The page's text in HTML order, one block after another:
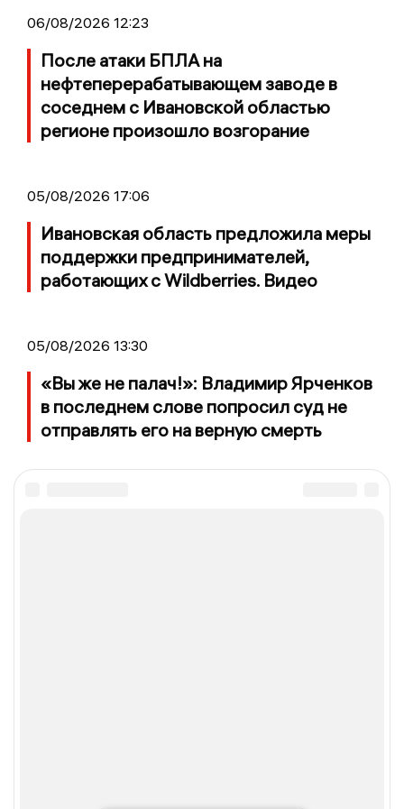
06/08/2026 12:23
После атаки БПЛА на
нефтеперерабатывающем заводе в
соседнем с Ивановской областью
регионе произошло возгорание
05/08/2026 17:06
Ивановская область предложила меры
поддержки предпринимателей,
работающих с Wildberries. Видео
05/08/2026 13:30
«Вы же не палач!»: Владимир Ярченков
в последнем слове попросил суд не
отправлять его на верную смерть